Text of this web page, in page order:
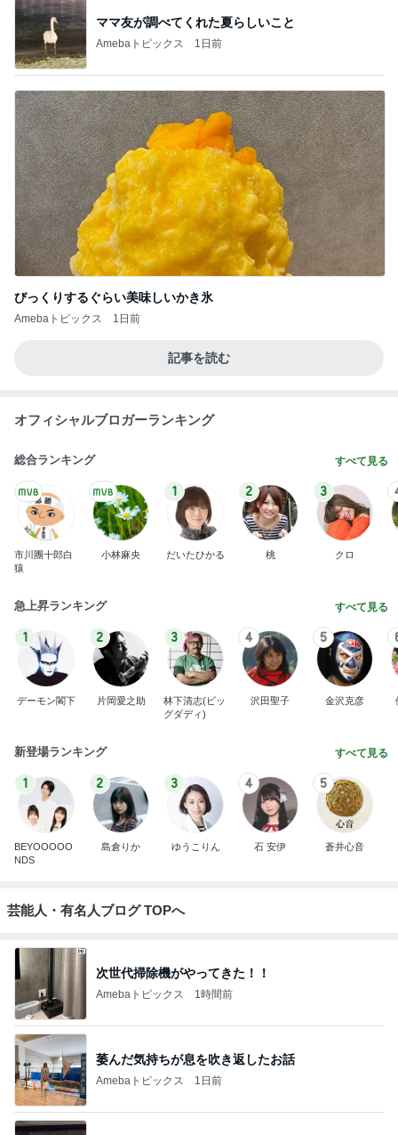
ママ友が調べてくれた夏らしいこと
Amebaトピックス 1日前
びっくりするぐらい美味しいかき氷
Amebaトピックス 1日前
記事を読む
オフィシャルブロガーランキング
総合ランキング すべて見る
市川團十郎白
猿
小林麻央
1
だいたひかる
2
桃
3
クロ
急上昇ランキング すべて見る
1
デーモン閣下
2
片岡愛之助
3
林下清志(ビッ
グダディ)
4
沢田聖子
5
金沢克彦
新登場ランキング すべて見る
1
BEYOOOOO
NDS
2
島倉りか
3
ゆうこりん
4
石 安伊
5
蒼井心音
芸能人・有名人ブログ TOPへ
次世代掃除機がやってきた！！
Amebaトピックス 1時間前
萎んだ気持ちが息を吹き返したお話
Amebaトピックス 1日前